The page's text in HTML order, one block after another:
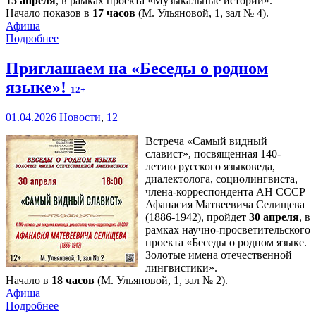
Начало показов в 17 часов (М. Ульяновой, 1, зал № 4).
Афиша
Подробнее
Приглашаем на «Беседы о родном
языке»! 12+
01.04.2026 Новости, 12+
Встреча «Самый видный
славист», посвященная 140-
летию русского языковеда,
диалектолога, социолингвиста,
члена-корреспондента АН СССР
Афанасия Матвеевича Селищева
(1886-1942), пройдет 30 апреля, в
рамках научно-просветительского
проекта «Беседы о родном языке.
Золотые имена отечественной
лингвистики».
Начало в 18 часов (М. Ульяновой, 1, зал № 2).
Афиша
Подробнее